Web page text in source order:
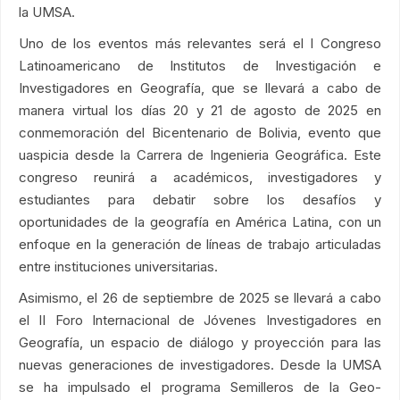
la UMSA.
Uno de los eventos más relevantes será el I Congreso
Latinoamericano de Institutos de Investigación e
Investigadores en Geografía, que se llevará a cabo de
manera virtual los días 20 y 21 de agosto de 2025 en
conmemoración del Bicentenario de Bolivia, evento que
uaspicia desde la Carrera de Ingenieria Geográfica. Este
congreso reunirá a académicos, investigadores y
estudiantes para debatir sobre los desafíos y
oportunidades de la geografía en América Latina, con un
enfoque en la generación de líneas de trabajo articuladas
entre instituciones universitarias.
Asimismo, el 26 de septiembre de 2025 se llevará a cabo
el II Foro Internacional de Jóvenes Investigadores en
Geografía, un espacio de diálogo y proyección para las
nuevas generaciones de investigadores. Desde la UMSA
se ha impulsado el programa Semilleros de la Geo-